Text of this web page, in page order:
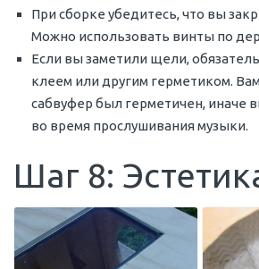
При сборке убедитесь, что вы
Можно использовать винты по
Если вы заметили щели,
клеем или другим герметиком.
сабвуфер был герметичен, иначе
во время прослушивания музыки.
Шаг 8: